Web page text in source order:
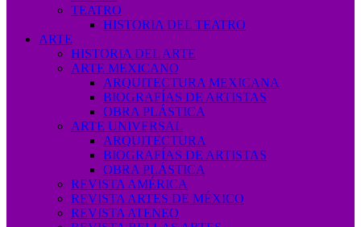
TEATRO
HISTORIA DEL TEATRO
ARTE
HISTORIA DEL ARTE
ARTE MEXICANO
ARQUITECTURA MEXICANA
BIOGRAFÍAS DE ARTISTAS
OBRA PLÁSTICA
ARTE UNIVERSAL
ARQUITECTURA
BIOGRAFÍAS DE ARTISTAS
OBRA PLÁSTICA
REVISTA AMÉRICA
REVISTA ARTES DE MÉXICO
REVISTA ATENEO